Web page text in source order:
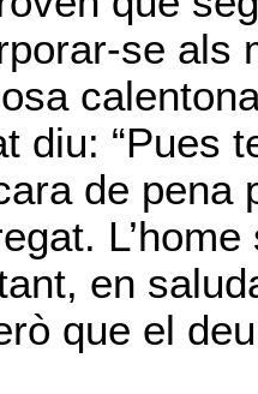
se
diu: “Pues
de pena
en
que el